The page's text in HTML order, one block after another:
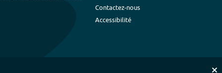
Contactez-nous
Accessibilité